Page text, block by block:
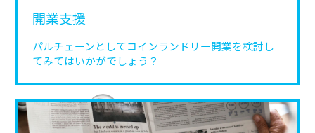
開業支援
パルチェーンとしてコインランドリー開業を検討し
てみてはいかがでしょう？